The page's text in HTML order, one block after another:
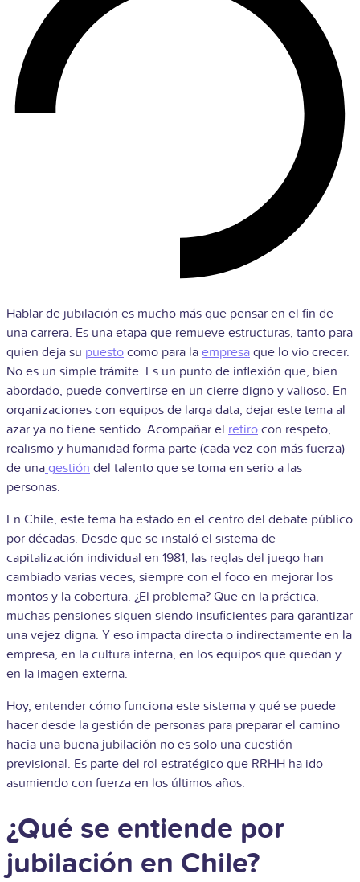
Hablar de jubilación es mucho más que pensar en el fin de
una carrera. Es una etapa que remueve estructuras, tanto para
quien deja su puesto como para la empresa que lo vio crecer.
No es un simple trámite. Es un punto de inflexión que, bien
abordado, puede convertirse en un cierre digno y valioso. En
organizaciones con equipos de larga data, dejar este tema al
azar ya no tiene sentido. Acompañar el retiro con respeto,
realismo y humanidad forma parte (cada vez con más fuerza)
de una gestión del talento que se toma en serio a las
personas.
En Chile, este tema ha estado en el centro del debate público
por décadas. Desde que se instaló el sistema de
capitalización individual en 1981, las reglas del juego han
cambiado varias veces, siempre con el foco en mejorar los
montos y la cobertura. ¿El problema? Que en la práctica,
muchas pensiones siguen siendo insuficientes para garantizar
una vejez digna. Y eso impacta directa o indirectamente en la
empresa, en la cultura interna, en los equipos que quedan y
en la imagen externa.
Hoy, entender cómo funciona este sistema y qué se puede
hacer desde la gestión de personas para preparar el camino
hacia una buena jubilación no es solo una cuestión
previsional. Es parte del rol estratégico que RRHH ha ido
asumiendo con fuerza en los últimos años.
¿Qué se entiende por
jubilación en Chile?